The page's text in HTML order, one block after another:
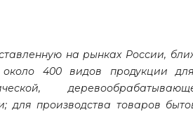
на рынках России,
400 видов продукции для
производства товаров